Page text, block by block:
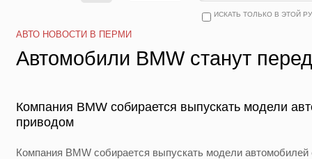
ИСКАТЬ ТОЛЬКО В ЭТОЙ
АВТО НОВОСТИ В ПЕРМИ
Автомобили BMW станут
Компания BMW собирается выпускать модели
приводом
Компания BMW собирается выпускать модели